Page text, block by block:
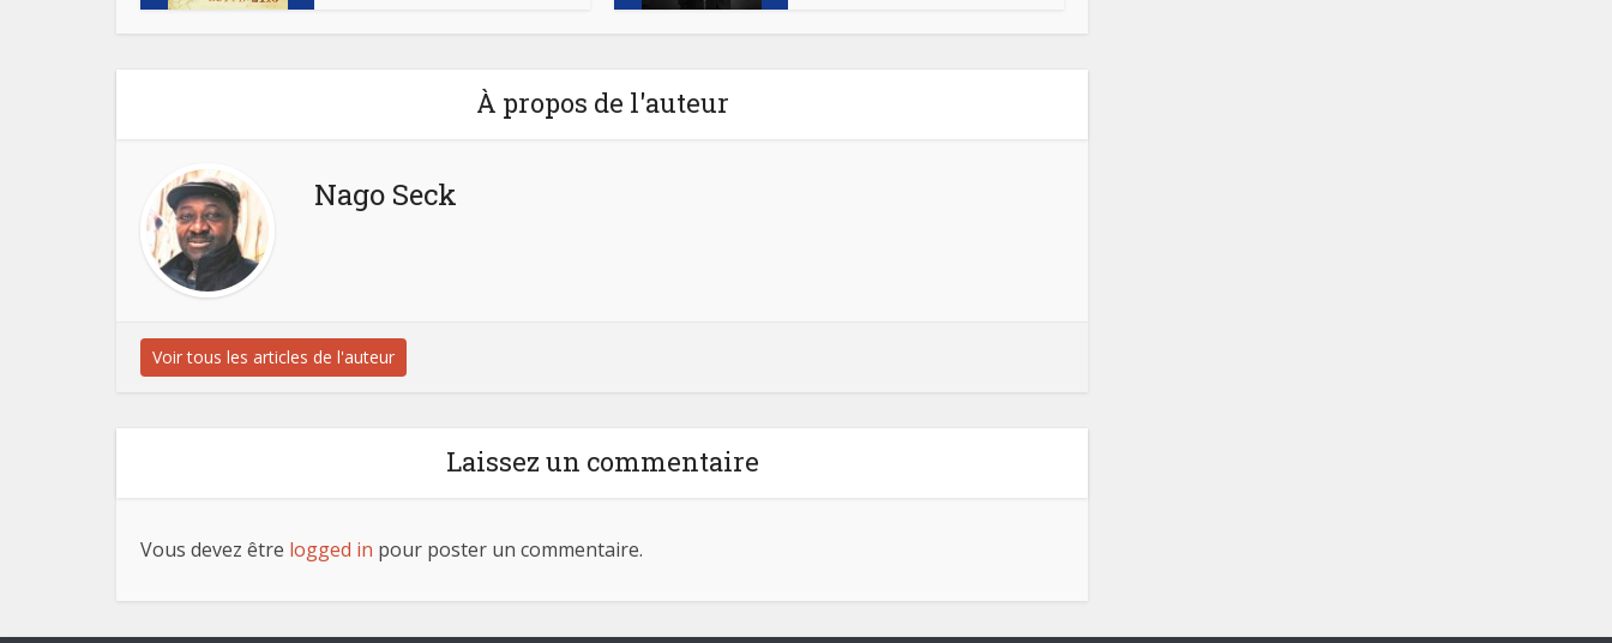
À propos de l'auteur
Nago Seck
Voir tous les articles de l'auteur
Laissez un commentaire
Vous devez être logged in pour poster un commentaire.